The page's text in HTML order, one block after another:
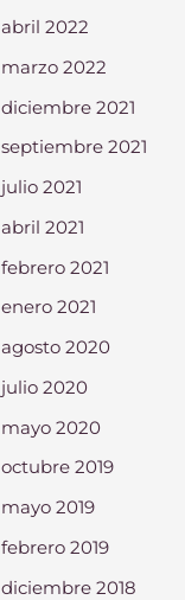
abril 2022
marzo 2022
diciembre 2021
septiembre 2021
julio 2021
abril 2021
febrero 2021
enero 2021
agosto 2020
julio 2020
mayo 2020
octubre 2019
mayo 2019
febrero 2019
diciembre 2018